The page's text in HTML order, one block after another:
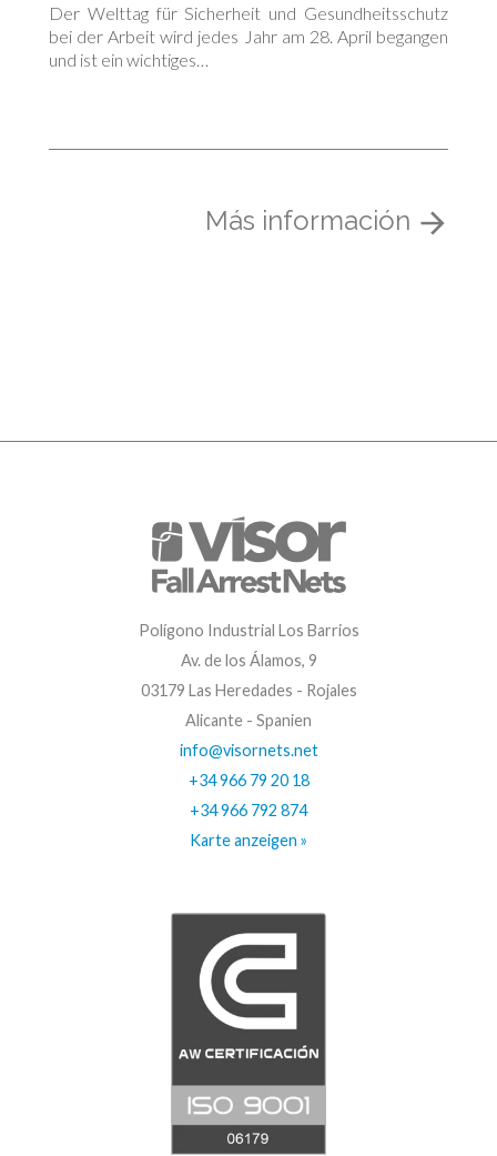
Der Welttag für Sicherheit und Gesundheitsschutz
bei der Arbeit wird jedes Jahr am 28. April begangen
und ist ein wichtiges…
Más información
Polígono Industrial Los Barrios
Av. de los Álamos, 9
03179 Las Heredades - Rojales
Alicante - Spanien
info@visornets.net
+34 966 79 20 18
+34 966 792 874
Karte anzeigen »